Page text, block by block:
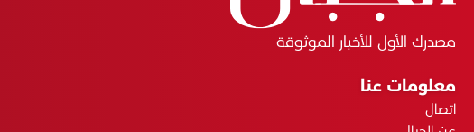
مصدرك الأول للأخبار الموثوقة
معلومات عنا
اتصال